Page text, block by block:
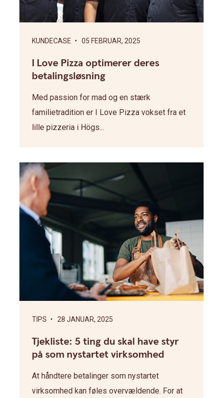
KUNDECASE • 05 FEBRUAR, 2025
I Love Pizza optimerer deres
betalingsløsning
Med passion for mad og en stærk
familietradition er I Love Pizza vokset fra et
lille pizzeria i Högs...
TIPS • 28 JANUAR, 2025
Tjekliste: 5 ting du skal have styr
på som nystartet virksomhed
At håndtere betalinger som nystartet
virksomhed kan føles overvældende. For at